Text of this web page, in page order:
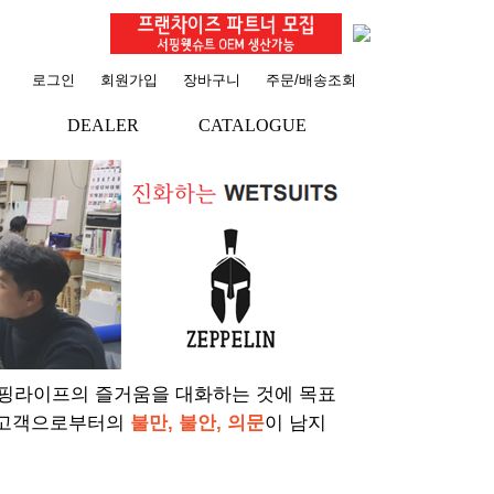
로그인 회원가입 장바구니 주문/배송조회
DEALER CATALOGUE
라이프의 즐거움을 대화하는 것에 목표
객으로부터의 불만, 불안, 의문이 남지